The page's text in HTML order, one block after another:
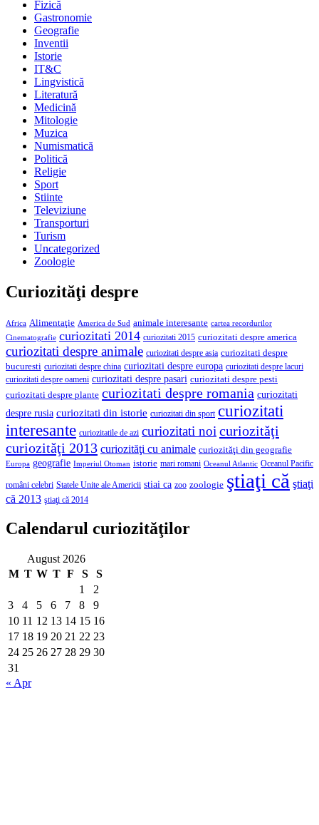
Fizică
Gastronomie
Geografie
Inventii
Istorie
IT&C
Lingvistică
Literatură
Medicină
Mitologie
Muzica
Numismatică
Politică
Religie
Sport
Stiinte
Televiziune
Transporturi
Turism
Uncategorized
Zoologie
Curiozităţi despre
Africa Alimentaţie America de Sud animale interesante cartea recordurilor
Cinematografie curiozitati 2014 curiozitati 2015 curiozitati despre america
curiozitati despre animale curiozitati despre asia curiozitati despre
bucuresti curiozitati despre china curiozitati despre europa curiozitati despre lacuri
curiozitati despre oameni curiozitati despre pasari curiozitati despre pesti
curiozitati despre plante curiozitati despre romania curiozitati
despre rusia curiozitati din istorie curiozitati din sport curiozitati
interesante curiozitatile de azi curiozitati noi curiozităţi
curiozităţi 2013 curiozităţi cu animale curiozităţi din geografie
Europa geografie Imperiul Otoman istorie mari romani Oceanul Atlantic Oceanul Pacific
români celebri Statele Unite ale Americii stiai ca zoo zoologie ştiaţi că ştiaţi
că 2013 ştiaţi că 2014
Calendarul curiozităţilor
August 2026
M T W T F S
S
1
2
3
4 5 6 7 8
9
10 11 12 13 14 15 16
17 18 19 20 21 22 23
24 25 26 27 28 29 30
31
« Apr